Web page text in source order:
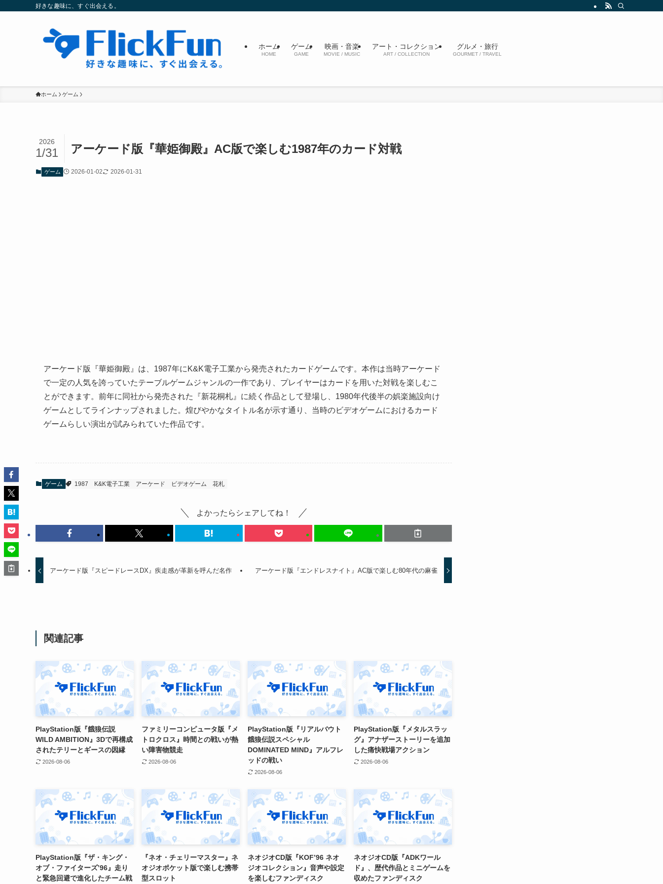
好きな趣味に、すぐ出会える。
ホーム
HOME
ゲーム
GAME
映画・音楽
MOVIE / MUSIC
アート・コレクション
ART / COLLECTION
グルメ・旅行
GOURMET / TRAVEL
ホーム ゲーム
アーケード版『華姫御殿』AC版で楽しむ1987年のカード対戦
2026
1/31
ゲーム 2026-01-02 2026-01-31
アーケード版『華姫御殿』は、1987年にK&K電子工業から発売されたカードゲームです。本作は当時アーケード
で一定の人気を誇っていたテーブルゲームジャンルの一作であり、プレイヤーはカードを用いた対戦を楽しむこ
とができます。前年に同社から発売された『新花桐札』に続く作品として登場し、1980年代後半の娯楽施設向け
ゲームとしてラインナップされました。煌びやかなタイトル名が示す通り、当時のビデオゲームにおけるカード
ゲームらしい演出が試みられていた作品です。
ゲーム 1987 K&K電子工業 アーケード ビデオゲーム 花札
よかったらシェアしてね！
アーケード版『スピードレースDX』疾走感が革新を呼んだ名作 アーケード版『エンドレスナイト』AC版で楽しむ80年代の麻雀
関連記事
PlayStation版『餓狼伝説
WILD AMBITION』3Dで再構成
されたテリーとギースの因縁
2026-08-06
ファミリーコンピュータ版『メ
トロクロス』時間との戦いが熱
い障害物競走
2026-08-06
PlayStation版『リアルバウト
餓狼伝説スペシャル
DOMINATED MIND』アルフレ
ッドの戦い
2026-08-06
PlayStation版『メタルスラッ
グ』アナザーストーリーを追加
した痛快戦場アクション
2026-08-06
PlayStation版『ザ・キング・
オブ・ファイターズ’96』走り
と緊急回避で進化したチーム戦
『ネオ・チェリーマスター』ネ
オジオポケット版で楽しむ携帯
型スロット
ネオジオCD版『KOF’96 ネオ
ジオコレクション』音声や設定
を楽しむファンディスク
ネオジオCD版『ADKワール
ド』、歴代作品とミニゲームを
収めたファンディスク